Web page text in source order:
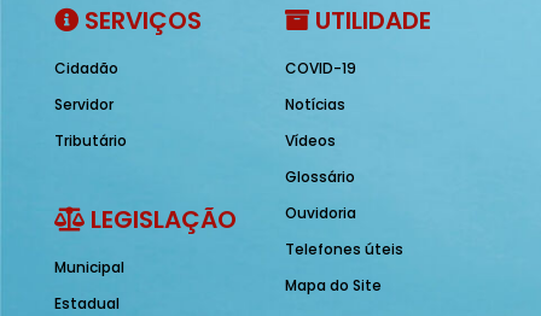
SERVIÇOS
Cidadão
Servidor
Tributário
LEGISLAÇÃO
Municipal
Estadual
UTILIDADE
COVID-19
Notícias
Vídeos
Glossário
Ouvidoria
Telefones úteis
Mapa do Site